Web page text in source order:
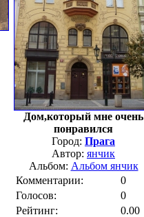
Дом,который мне очень
понравился
Город: Прага
Автор: янчик
Альбом: Альбом янчик
Комментарии:
0
Голосов:
0
Рейтинг:
0.00